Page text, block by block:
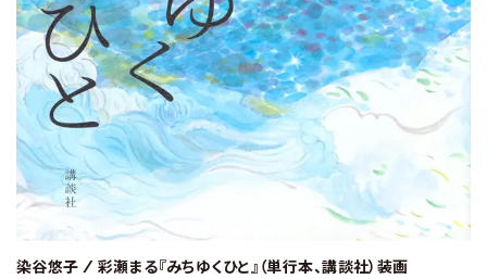
染谷悠子 / 彩瀬まる『みちゆくひと』（単行本、講談社）装画